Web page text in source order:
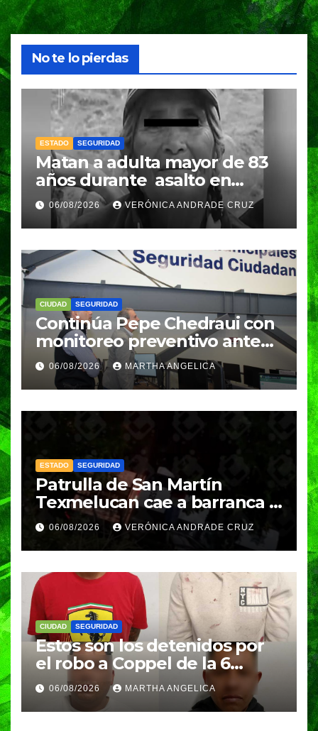
No te lo pierdas
ESTADO SEGURIDAD
Matan a adulta mayor de 83
años durante asalto en
Amozoc
06/08/2026 VERÓNICA ANDRADE CRUZ
CIUDAD SEGURIDAD
Continúa Pepe Chedraui con
monitoreo preventivo ante
temporada de lluvias desde
la DGERI
06/08/2026 MARTHA ANGELICA
ESTADO SEGURIDAD
Patrulla de San Martín
Texmelucan cae a barranca y
deja dos policías lesionados
06/08/2026 VERÓNICA ANDRADE CRUZ
CIUDAD SEGURIDAD
Estos son los detenidos por
el robo a Coppel de la 6
Poniente
06/08/2026 MARTHA ANGELICA